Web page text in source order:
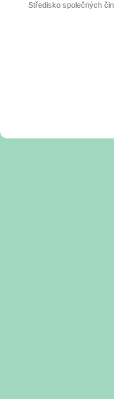
Středisko společných